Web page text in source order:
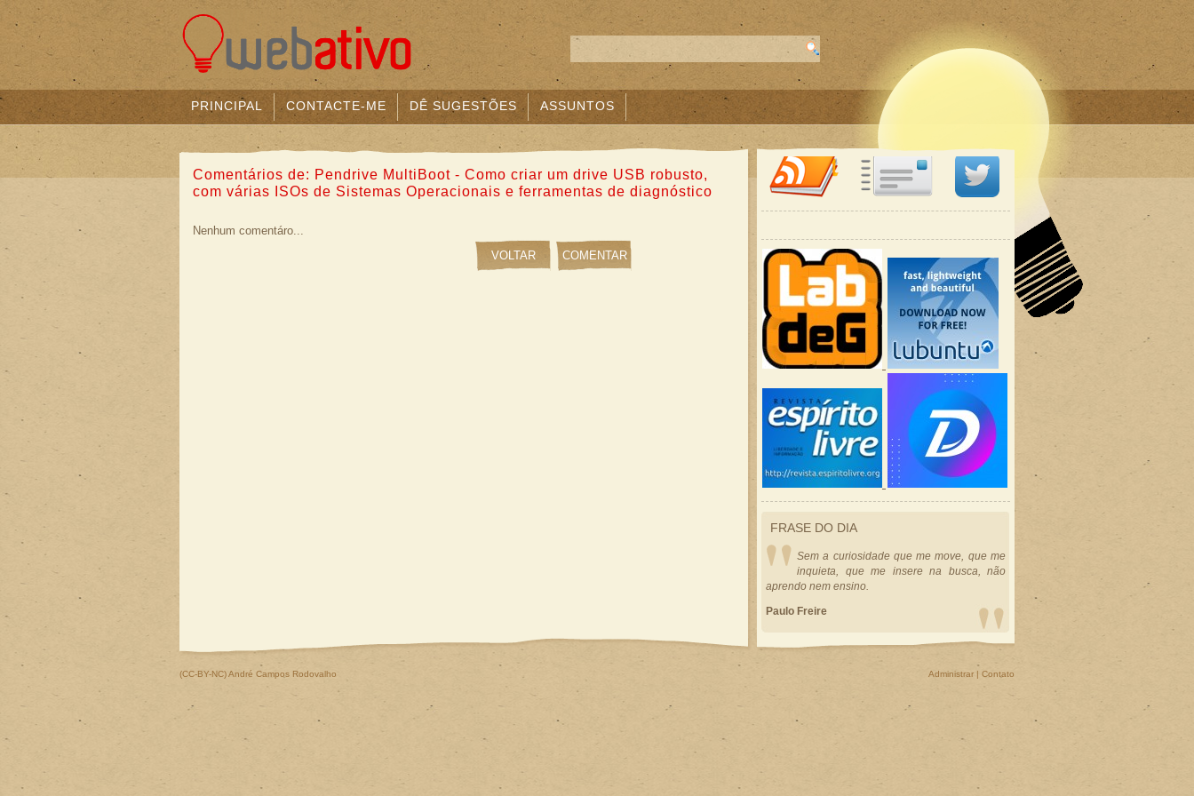
PRINCIPAL CONTACTE-ME DÊ SUGESTÕES ASSUNTOS
Comentários de: Pendrive MultiBoot - Como criar um drive USB robusto,
com várias ISOs de Sistemas Operacionais e ferramentas de diagnóstico
Nenhum comentáro...
FRASE DO DIA
Sem a curiosidade que me move, que me
inquieta, que me insere na busca, não
aprendo nem ensino.
Paulo Freire
(CC-BY-NC)André Campos Rodovalho Administrar | Contato